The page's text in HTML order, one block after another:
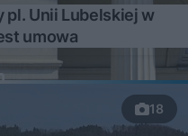
pl. Unii Lubelskiej w
umowa
18